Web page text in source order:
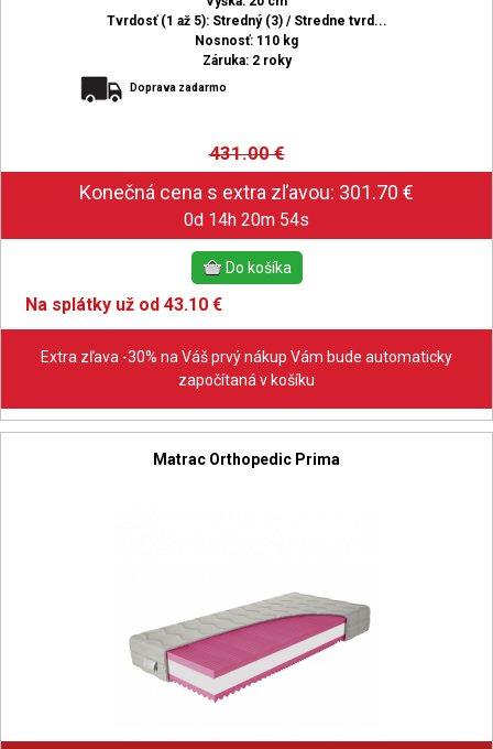
Tvrdosť (1 až 5): Stredný (3) / Stredne tvrd...
Nosnosť: 110 kg
Záruka: 2 roky
Doprava zadarmo
431.00€
0d 14h 20m 53s
Na splátky už od 43.10 €
Extra zľava -30% na Váš prvý nákup Vám bude automaticky
započítaná v košíku
Matrac Orthopedic Prima